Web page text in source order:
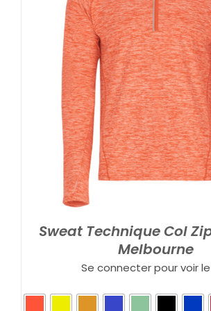
Sweat Technique Col
Melbourne
Se connecter pour voir